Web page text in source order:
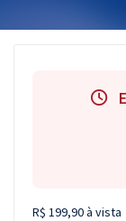
R$ 199,90 à vista